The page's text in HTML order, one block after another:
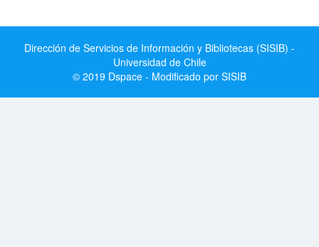
Dirección de Servicios de Información y Bibliotecas (SISIB) -
Universidad de Chile
© 2019 Dspace - Modificado por SISIB